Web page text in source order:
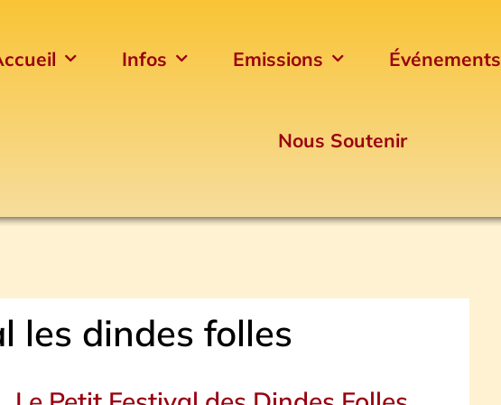
Infos Emissions Événements
Nous Soutenir
les dindes folles